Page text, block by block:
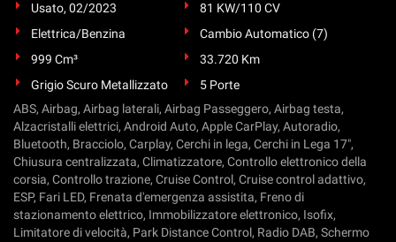
Usato, 02/2023
81 KW/110 CV
Elettrica/Benzina
Cambio Automatico (7)
999 Cm³
33.720 Km
Grigio Scuro Metallizzato
5 Porte
ABS, Airbag, Airbag laterali, Airbag Passeggero, Airbag testa,
Alzacristalli elettrici, Android Auto, Apple CarPlay, Autoradio,
Bluetooth, Bracciolo, Carplay, Cerchi in lega, Cerchi in Lega 17",
Chiusura centralizzata, Climatizzatore, Controllo elettronico della
corsia, Controllo trazione, Cruise Control, Cruise control adattivo,
ESP, Fari LED, Frenata d'emergenza assistita, Freno di
stazionamento elettrico, Immobilizzatore elettronico, Isofix,
Limitatore di velocità, Park Distance Control, Radio DAB, Schermo